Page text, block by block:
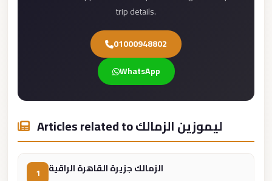
trip details.
01000948802
WhatsApp
Articles related to ليموزين الزمالك
1 الزمالك جزيرة القاهرة الراقية
egypt
limozen
limousine
service